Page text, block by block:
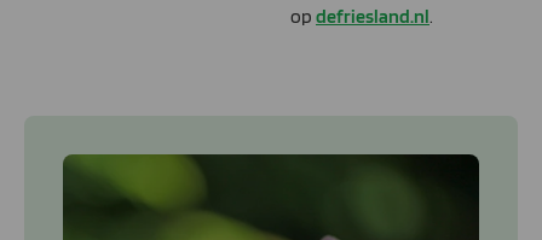
op defriesland.nl.